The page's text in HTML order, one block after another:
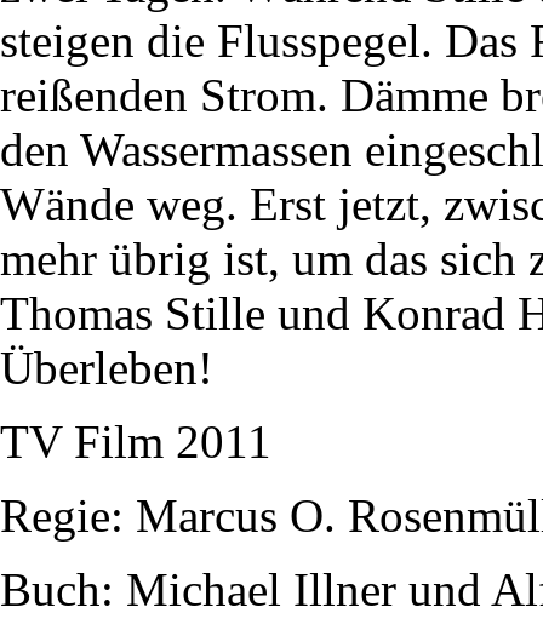
steigen die Flusspegel.
reißenden Strom. Dämme
den Wassermassen
Wände weg. Erst jetzt,
mehr übrig ist, um das sich
Thomas Stille und Konrad
Überleben!
TV Film 2011
Regie: Marcus O.
Buch: Michael Illner und